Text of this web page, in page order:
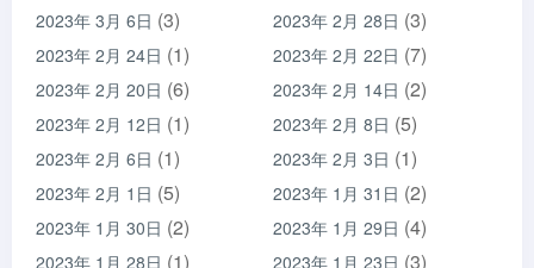
2023年 3月 6日 (3) 2023年 2月 28日 (3)
2023年 2月 24日 (1) 2023年 2月 22日 (7)
2023年 2月 20日 (6) 2023年 2月 14日 (2)
2023年 2月 12日 (1) 2023年 2月 8日 (5)
2023年 2月 6日 (1) 2023年 2月 3日 (1)
2023年 2月 1日 (5) 2023年 1月 31日 (2)
2023年 1月 30日 (2) 2023年 1月 29日 (4)
2023年 1月 28日 (1) 2023年 1月 23日 (3)